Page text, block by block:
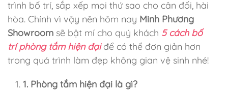
trình bố trí, sắp xếp mọi thứ sao cho cân đối, hài
hòa. Chính vì vậy nên hôm nay Minh Phương
Showroom sẽ bật mí cho quý khách 5 cách bố
trí phòng tắm hiện đạiđể có thể đơn giản hơn
trong quá trình làm đẹp không gian vệ sinh nhé!
1. Phòng tắm hiện đại là gì?